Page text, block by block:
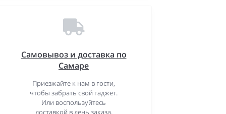
Самовывоз и доставка по
Самаре
Приезжайте к нам в гости,
чтобы забрать свой гаджет.
Или воспользуйтесь
доставкой в день заказа.